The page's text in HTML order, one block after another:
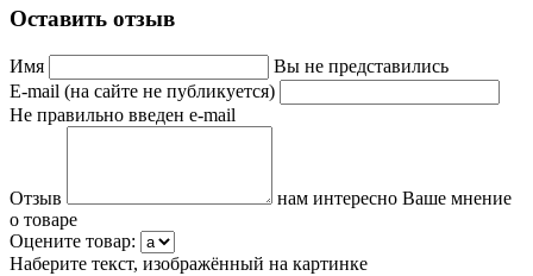
Оставить отзыв
Имя
Вы не представились
E-mail (на сайте не публикуется)
Не правильно введен e-mail
Отзыв
нам интересно Ваше мнение
о товаре
Оцените товар:
Наберите текст, изображённый на картинке